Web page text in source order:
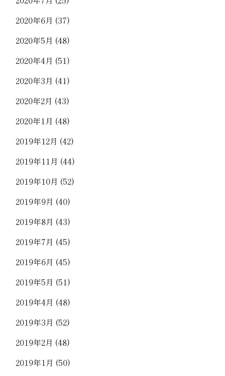
2020年6月 (37)
2020年5月 (48)
2020年4月 (51)
2020年3月 (41)
2020年2月 (43)
2020年1月 (48)
2019年12月 (42)
2019年11月 (44)
2019年10月 (52)
2019年9月 (40)
2019年8月 (43)
2019年7月 (45)
2019年6月 (45)
2019年5月 (51)
2019年4月 (48)
2019年3月 (52)
2019年2月 (48)
2019年1月 (50)